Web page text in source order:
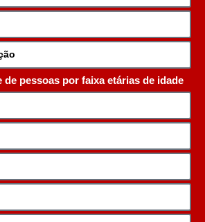
de pessoas por faixa etárias de idade